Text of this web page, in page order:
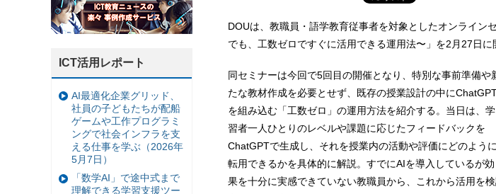
DOUは、教職員・語学教育従事者を対象としたオンライン
でも、工数ゼロですぐに活用できる運用法〜」を2月27日に
同セミナーは今回で5回目の開催となり、特別な事前準備や
たな教材作成を必要とせず、既存の授業設計の中に
を組み込む「工数ゼロ」の運用方法を紹介する。当日は、学
習者一人ひとりのレベルや課題に応じたフィードバックを
ChatGPTで生成し、それを授業内の活動や評価にどのように
転用できるかを具体的に解説。すでにAIを導入しているが効
果を十分に実感できていない教職員から、これから活用を
ICT活用レポート
AI最適化企業グリッド、
社員の子どもたちが配船
ゲームや工作プログラミ
ングで社会インフラを支
える仕事を学ぶ（2026年
5月7日）
「数学AI」で途中式まで
理解できる学習支援ツー